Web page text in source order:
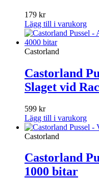
179 kr
Lägg till i varukorg
Castorland
Castorland
Slaget vid
599 kr
Lägg till i varukorg
Castorland
Castorland
1000 bitar